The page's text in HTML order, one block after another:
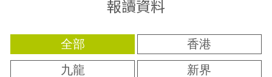
報讀資料
全部
香港
九龍
新界